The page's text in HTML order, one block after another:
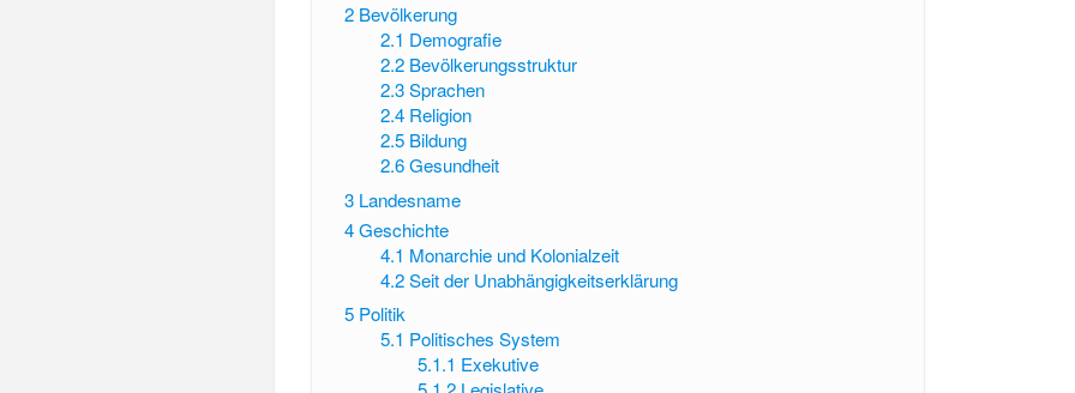
2 Bevölkerung
2.1 Demografie
2.2 Bevölkerungsstruktur
2.3 Sprachen
2.4 Religion
2.5 Bildung
2.6 Gesundheit
3 Landesname
4Geschichte
4.1 Monarchie und Kolonialzeit
4.2 Seit der Unabhängigkeitserklärung
5 Politik
5.1 Politisches System
5.1.1 Exekutive